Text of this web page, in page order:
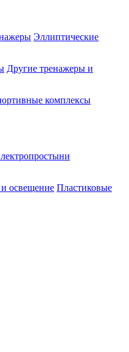
Эллиптические
Другие тренажеры и
комплексы
освещение Пластиковые